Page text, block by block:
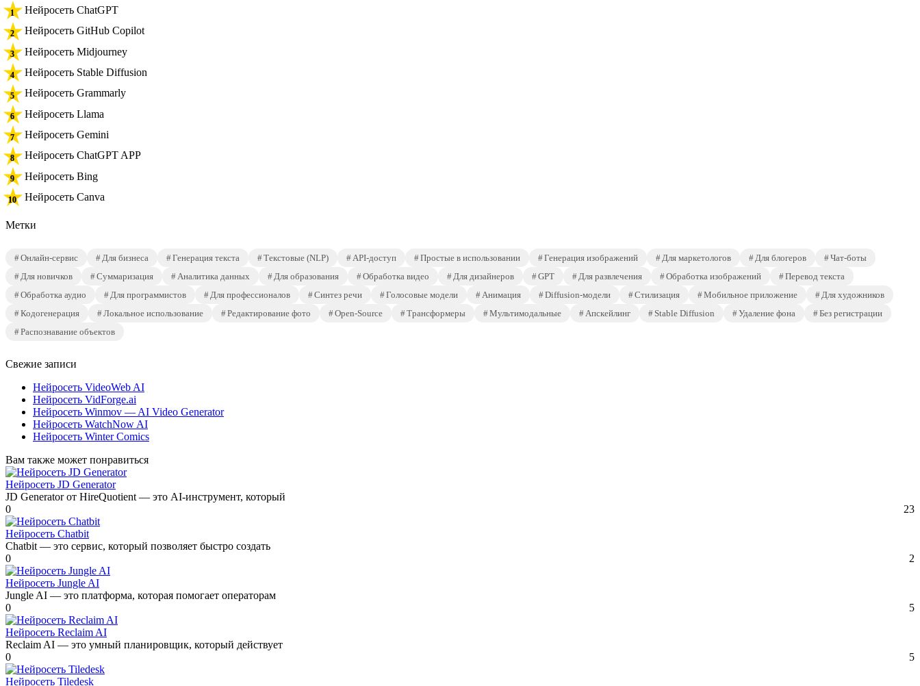
Нейросеть ChatGPT
Нейросеть GitHub Copilot
Нейросеть Midjourney
Нейросеть Stable Diffusion
Нейросеть Grammarly
Нейросеть Llama
Нейросеть Gemini
Нейросеть ChatGPT APP
Нейросеть Bing
Нейросеть Canva
Метки
Онлайн-сервис Для бизнеса Генерация текста Текстовые (NLP) API-доступ Простые в использовании Генерация изображений Для маркетологов Для блогеров
Чат-боты
Для новичков
Суммаризация Аналитика данных Для образования Обработка видео Для дизайнеров GPT Для развлечения Обработка изображений
Перевод текста
Обработка аудио
Для программистов Для профессионалов Синтез речи Голосовые модели Анимация Diffusion-модели Стилизация Мобильное приложение
Для художников
Кодогенерация
Локальное использование Редактирование фото Open-Source Трансформеры Мультимодальные Апскейлинг Stable Diffusion Удаление фона
Без регистрации
Распознавание объектов
Свежие записи
Нейросеть VideoWeb AI
Нейросеть VidForge.ai
Нейросеть Winmov — AI Video Generator
Нейросеть WatchNow AI
Нейросеть Winter Comics
Вам также может понравиться
Нейросеть JD Generator
JD Generator от HireQuotient — это AI-инструмент, который
0
23
Нейросеть Chatbit
Chatbit — это сервис, который позволяет быстро создать
0
2
Нейросеть Jungle AI
Jungle AI — это платформа, которая помогает операторам
0
5
Нейросеть Reclaim AI
Reclaim AI — это умный планировщик, который действует
0
5
Нейросеть Tiledesk